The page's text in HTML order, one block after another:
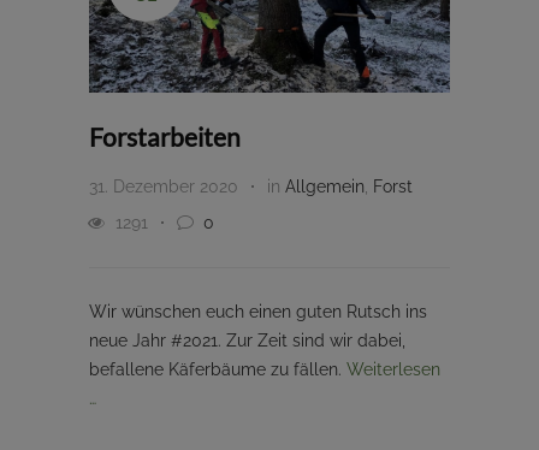
Forstarbeiten
31. Dezember 2020 in Allgemein
Forst
1291
0
Wir wünschen euch einen guten Rutsch ins
neue Jahr #2021. Zur Zeit sind wir dabei,
befallene Käferbäume zu fällen. Weiterlesen
…